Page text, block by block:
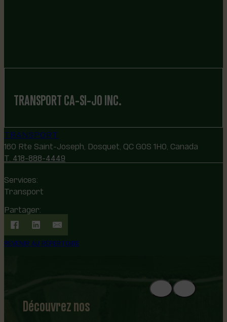
TRANSPORT CA-SI-JO INC.
TRANSPORT
160 Rte Saint-Joseph, Dosquet, QC G0S 1H0, Canada
T. 418-888-4449
Services:
Transport
Partager:
REVENIR AU RÉPERTOIRE
Découvrez nos